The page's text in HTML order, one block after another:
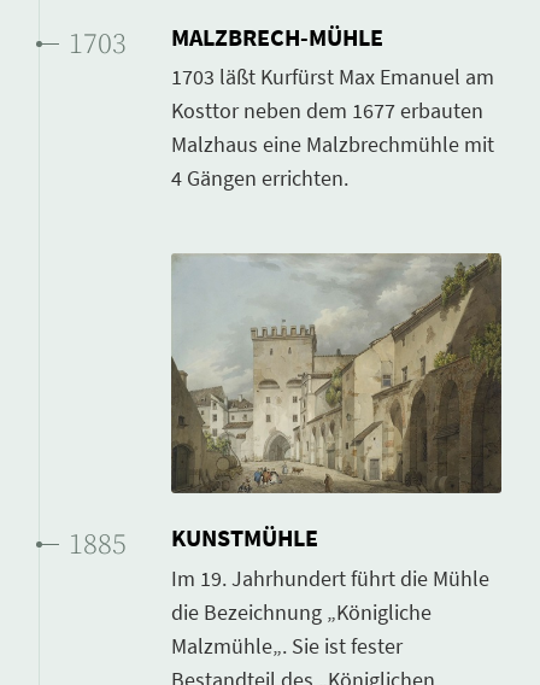
1703 MALZBRECH-MÜHLE
1703 läßt Kurfürst Max Emanuel am
Kosttor neben dem 1677 erbauten
Malzhaus eine Malzbrechmühle mit
4 Gängen errichten.
1885 KUNSTMÜHLE
Im 19. Jahrhundert führt die Mühle
die Bezeichnung „Königliche
Malzmühle„. Sie ist fester